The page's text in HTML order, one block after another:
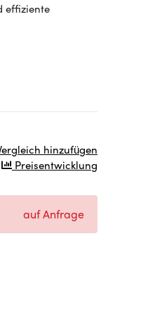
effiziente
hinzufügen
Preisentwicklung
auf Anfrage